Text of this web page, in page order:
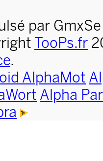
par
TooPs.fr
.
AlphaMot
Alpha